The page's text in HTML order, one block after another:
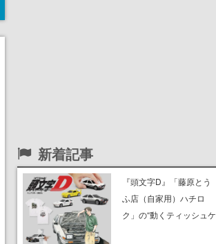
新着記事
『頭文字D』「藤原とう
ふ店（自家用）ハチロ
ク」の“動くティッシュケ